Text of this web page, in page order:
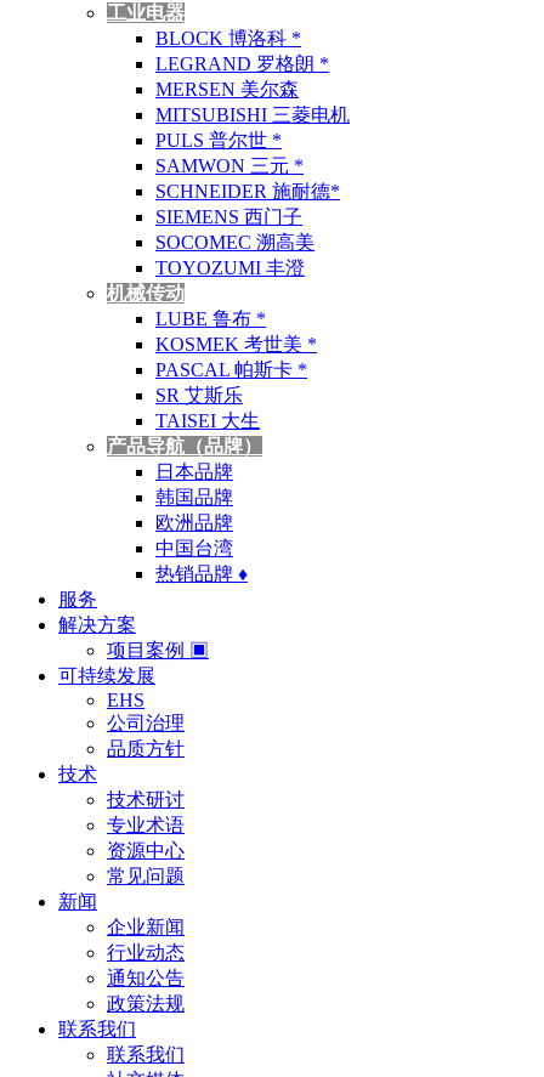
工业电器
BLOCK 博洛科 *
LEGRAND 罗格朗 *
MERSEN 美尔森
MITSUBISHI 三菱电机
PULS 普尔世 *
SAMWON 三元 *
SCHNEIDER 施耐德*
SIEMENS 西门子
SOCOMEC 溯高美
TOYOZUMI 丰澄
机械传动
LUBE 鲁布 *
KOSMEK 考世美 *
PASCAL 帕斯卡 *
SR 艾斯乐
TAISEI 大生
产品导航（品牌）
日本品牌
韩国品牌
欧洲品牌
中国台湾
热销品牌 ♦
服务
解决方案
项目案例 ▣
可持续发展
EHS
公司治理
品质方针
技术
技术研讨
专业术语
资源中心
常见问题
新闻
企业新闻
行业动态
通知公告
政策法规
联系我们
联系我们